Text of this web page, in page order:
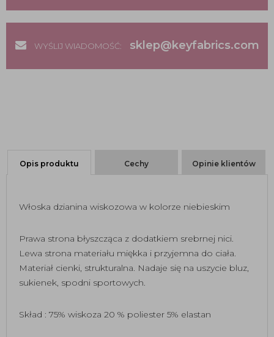
WYŚLIJ WIADOMOŚĆ: sklep@keyfabrics.com
Opis produktu Cechy Opinie klientów
Włoska dzianina wiskozowa w kolorze niebieskim
Prawa strona błyszcząca z dodatkiem srebrnej nici.
Lewa strona materiału miękka i przyjemna do ciała.
Materiał cienki, strukturalna. Nadaje się na uszycie bluz,
sukienek, spodni sportowych.
Skład : 75% wiskoza 20 % poliester 5% elastan